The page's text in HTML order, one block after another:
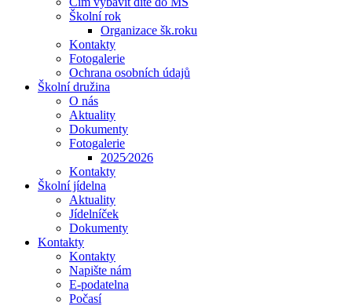
Školní rok
Organizace šk.roku
Kontakty
Fotogalerie
Ochrana osobních údajů
Školní družina
O nás
Aktuality
Dokumenty
Fotogalerie
2025⁄2026
Kontakty
Školní jídelna
Aktuality
Jídelníček
Dokumenty
Kontakty
Kontakty
Napište nám
E-podatelna
Počasí